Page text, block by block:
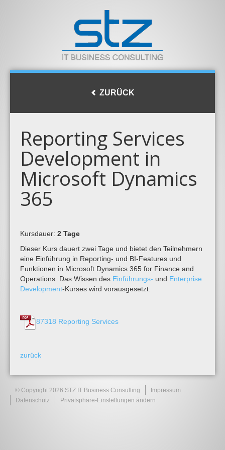
ZURÜCK
Reporting Services
Development in
Microsoft Dynamics
365
Kursdauer: 2 Tage
Dieser Kurs dauert zwei Tage und bietet den Teilnehmern
eine Einführung in Reporting- und BI-Features und
Funktionen in Microsoft Dynamics 365 for Finance and
Operations. Das Wissen des Einführungs- und Enterprise
Development-Kurses wird vorausgesetzt.
87318 Reporting Services
zurück
© Copyright 2026 STZ IT Business Consulting
Impressum
Datenschutz
Privatsphäre-Einstellungen ändern